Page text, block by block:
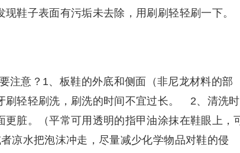
鞋子表面有污垢未去除，用刷刷轻轻刷一下。
注意？1、板鞋的外底和侧面（非尼龙材料的部
刷轻轻刷洗，刷洗的时间不宜过长。 2、清洗时
脏。（平常可用透明的指甲油涂抹在鞋眼上，
凉水把泡沫冲走，尽量减少化学物品对鞋的侵